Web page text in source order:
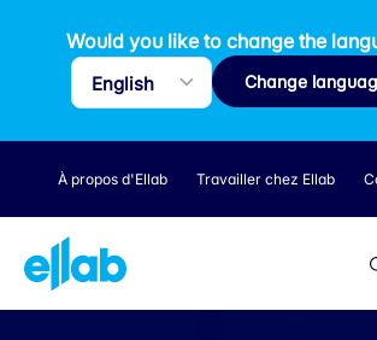
Would you like to change the
Change
À propos d'Ellab Travailler chez Ellab